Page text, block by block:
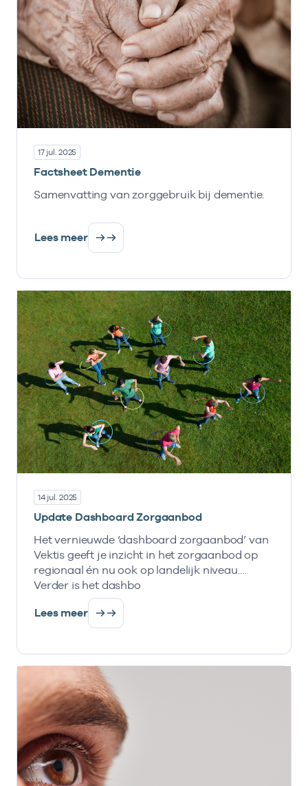
17 jul. 2025
Factsheet Dementie
Samenvatting van zorggebruik bij dementie.
Lees meer
14 jul. 2025
Update Dashboard Zorgaanbod
Het vernieuwde ‘dashboard zorgaanbod’ van
Vektis geeft je inzicht in het zorgaanbod op
regionaal én nu ook op landelijk niveau.
Verder is het dashbo
Lees meer